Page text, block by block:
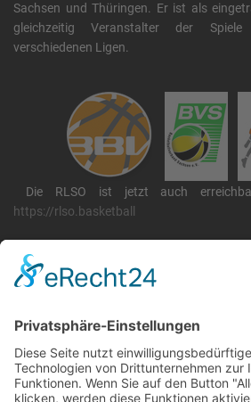
Sachsen und Thüringen. Er ist als
gleichzeitig Veranstalter der
verschiedenen Ligen.
Die RLSO ist jetzt auch
https://rlso.basketball
RLSO Minikalender